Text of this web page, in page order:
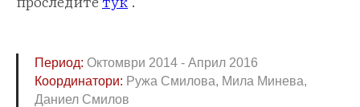
Период: Октомври 2014 - Април 2016
Координатори: Ружа Смилова, Мила Минева,
Даниел Смилов